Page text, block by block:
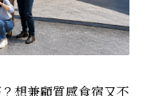
想兼顧質感食宿又不